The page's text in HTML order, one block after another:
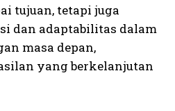
tujuan, tetapi juga
dan adaptabilitas dalam
masa depan,
yang berkelanjutan